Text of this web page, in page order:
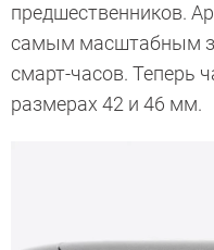
предшественников.
самым масштабным
смарт-часов. Теперь
размерах 42 и 46 мм.